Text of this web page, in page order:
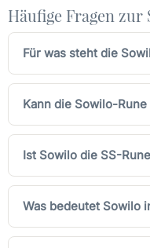
Häufige Fragen zur
Für was steht die
Kann die Sowilo-
Ist Sowilo die SS-
Was bedeutet Sowilo